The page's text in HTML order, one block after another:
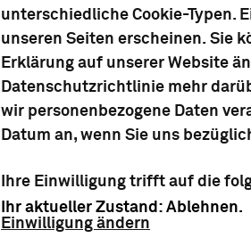
unterschiedliche Cookie-Typen.
unseren Seiten erscheinen. Sie
Erklärung auf unserer Website
Datenschutzrichtlinie mehr
wir personenbezogene Daten
Datum an, wenn Sie uns
Ihre Einwilligung trifft auf die
Ihr aktueller Zustand: Ablehnen.
Einwilligung ändern